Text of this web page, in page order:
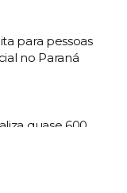
para pessoas
no Paraná
quase 600